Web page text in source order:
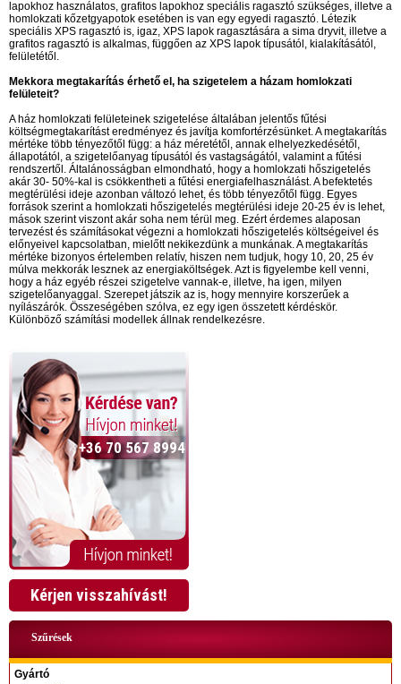
lapokhoz használatos, grafitos lapokhoz speciális ragasztó szükséges, illetve a
homlokzati kőzetgyapotok esetében is van egy egyedi ragasztó. Létezik
speciális XPS ragasztó is, igaz, XPS lapok ragasztására a sima dryvit, illetve a
grafitos ragasztó is alkalmas, függően az XPS lapok típusától, kialakításától,
felületétől.
Mekkora megtakarítás érhető el, ha szigetelem a házam homlokzati
felületeit?
A ház homlokzati felületeinek szigetelése általában jelentős fűtési
költségmegtakarítást eredményez és javítja komfortérzésünket. A megtakarítás
mértéke több tényezőtől függ: a ház méretétől, annak elhelyezkedésétől,
állapotától, a szigetelőanyag típusától és vastagságától, valamint a fűtési
rendszertől. Általánosságban elmondható, hogy a homlokzati hőszigetelés
akár 30- 50%-kal is csökkentheti a fűtési energiafelhasználást. A befektetés
megtérülési ideje azonban változó lehet, és több tényezőtől függ. Egyes
források szerint a homlokzati hőszigetelés megtérülési ideje 20-25 év is lehet,
mások szerint viszont akár soha nem térül meg. Ezért érdemes alaposan
tervezést és számításokat végezni a homlokzati hőszigetelés költségeivel és
előnyeivel kapcsolatban, mielőtt nekikezdünk a munkának. A megtakarítás
mértéke bizonyos értelemben relatív, hiszen nem tudjuk, hogy 10, 20, 25 év
múlva mekkorák lesznek az energiaköltségek. Azt is figyelembe kell venni,
hogy a ház egyéb részei szigetelve vannak-e, illetve, ha igen, milyen
szigetelőanyaggal. Szerepet játszik az is, hogy mennyire korszerűek a
nyílászárók. Összeségében szólva, ez egy igen összetett kérdéskör.
Különböző számítási modellek állnak rendelkezésre.
+36 70 567 8994
Kérjen visszahívást!
Szűrések
Gyártó